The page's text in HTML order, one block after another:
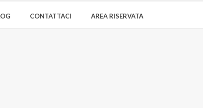
CONTATTACI AREA RISERVATA